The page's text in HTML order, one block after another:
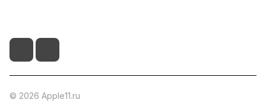
© 2026 Apple11.ru